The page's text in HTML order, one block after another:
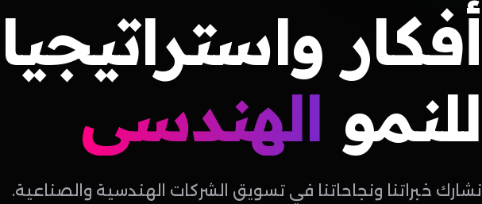
أفكار
للنمو الهندسي
نشارك خبراتنا ونجاحاتنا في تسويق الشركات الهندسية والصناعية.